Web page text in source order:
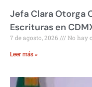
Jefa Clara Otorga
Escrituras en
7 de agosto, 2026 No hay
Leer más »